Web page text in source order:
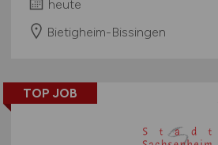
heute
Bietigheim-Bissingen
TOP JOB